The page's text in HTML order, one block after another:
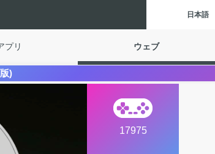
日本語
プリ ウェブ
)
17975